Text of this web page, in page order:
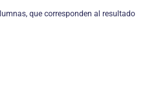
que corresponden al resultado